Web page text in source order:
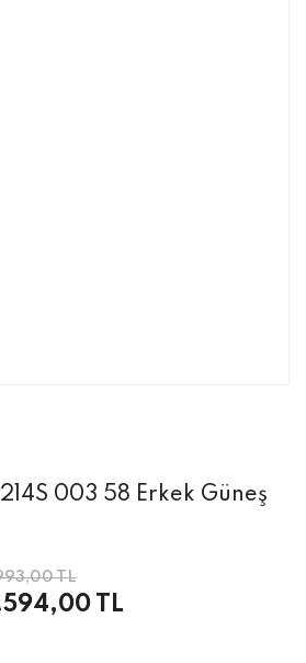
003 58 Erkek Güneş
TL
TL